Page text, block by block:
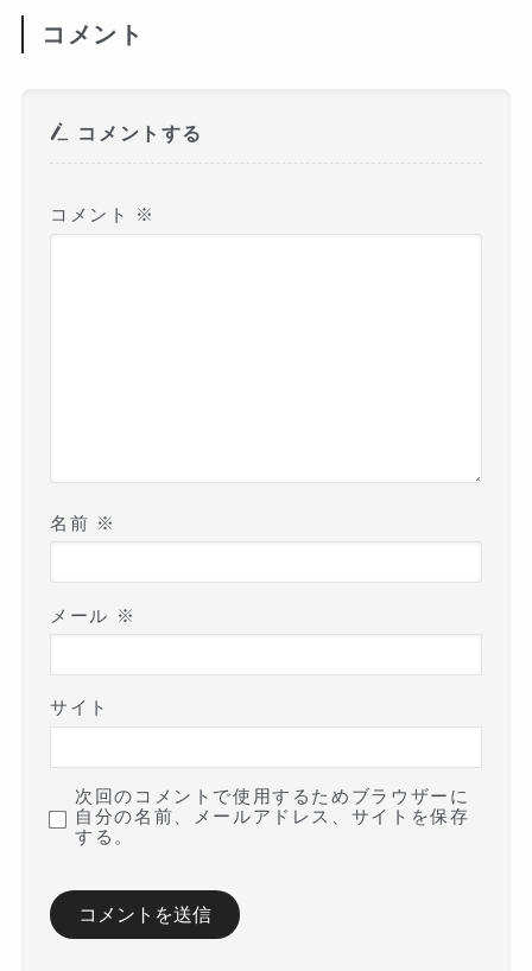
コメント
コメントする
コメント ※
名前 ※
メール ※
サイト
次回のコメントで使用するためブラウザーに
自分の名前、メールアドレス、サイトを保存
する。